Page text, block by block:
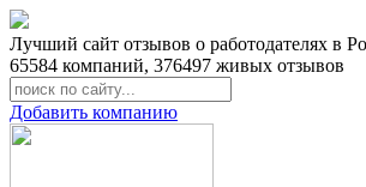
Лучший сайт отзывов о работодателях в
65584 компаний, 376497 живых отзывов
Добавить компанию